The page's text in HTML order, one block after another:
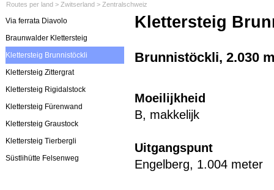
Routes per land > Zwitserland > Zentralschweiz
Via ferrata Diavolo
Braunwalder Klettersteig
Klettersteig Brunnistöckli
Klettersteig Zittergrat
Klettersteig Rigidalstock
Klettersteig Fürenwand
Klettersteig Graustock
Klettersteig Tierbergli
Süstlihütte Felsenweg
Klettersteig
Brunnistöckli, 2.030
Moeilijkheid
B, makkelijk
Uitgangspunt
Engelberg, 1.004 meter